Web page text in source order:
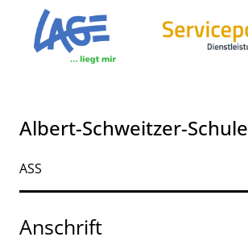
Zum Hauptinhalt springen
Zum Header
Zum Hauptinhalt
Zum Footer
Albert-Schweitzer-Schule
Kurzbezeichnung
ASS
Anschrift